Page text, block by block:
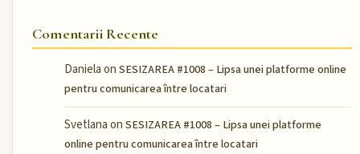
Comentarii Recente
Danielaon SESIZAREA #1008 – Lipsa unei platforme online
pentru comunicarea între locatari
Svetlanaon SESIZAREA #1008 – Lipsa unei platforme
online pentru comunicarea între locatari